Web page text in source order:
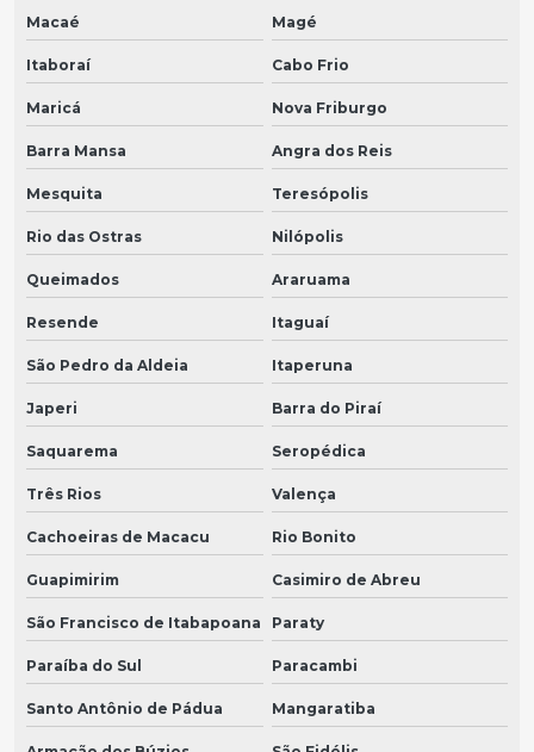
Macaé Magé
Itaboraí Cabo Frio
Maricá Nova Friburgo
Barra Mansa Angra dos Reis
Mesquita Teresópolis
Rio das Ostras Nilópolis
Queimados Araruama
Resende Itaguaí
São Pedro da Aldeia Itaperuna
Japeri Barra do Piraí
Saquarema Seropédica
Três Rios Valença
Cachoeiras de Macacu Rio Bonito
Guapimirim Casimiro de Abreu
São Francisco de Itabapoana Paraty
Paraíba do Sul Paracambi
Santo Antônio de Pádua Mangaratiba